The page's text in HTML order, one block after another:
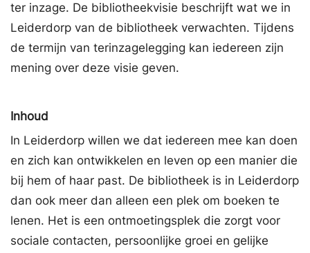
ter inzage. De bibliotheekvisie beschrijft wat we in
Leiderdorp van de bibliotheek verwachten. Tijdens
de termijn van terinzagelegging kan iedereen zijn
mening over deze visie geven.
Inhoud
In Leiderdorp willen we dat iedereen mee kan doen
en zich kan ontwikkelen en leven op een manier die
bij hem of haar past. De bibliotheek is in Leiderdorp
dan ook meer dan alleen een plek om boeken te
lenen. Het is een ontmoetingsplek die zorgt voor
sociale contacten, persoonlijke groei en gelijke